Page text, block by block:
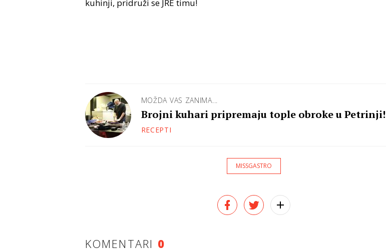
kuhinji, pridruži se JRE timu!
MOŽDA VAS ZANIMA...
Brojni kuhari pripremaju tople obroke u Petrinji!
RECEPTI
MISSGASTRO
KOMENTARI 0